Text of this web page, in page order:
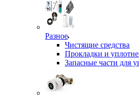
Разное
Чистящие средства
Прокладки и
Запасные части для